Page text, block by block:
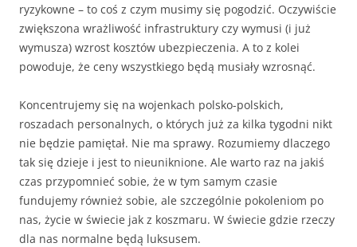
ryzykowne – to coś z czym musimy się pogodzić. Oczywiście
zwiększona wrażliwość infrastruktury czy wymusi (i już
wymusza) wzrost kosztów ubezpieczenia. A to z kolei
powoduje, że ceny wszystkiego będą musiały wzrosnąć.
Koncentrujemy się na wojenkach polsko-polskich,
roszadach personalnych, o których już za kilka tygodni nikt
nie będzie pamiętał. Nie ma sprawy. Rozumiemy dlaczego
tak się dzieje i jest to nieuniknione. Ale warto raz na jakiś
czas przypomnieć sobie, że w tym samym czasie
fundujemy również sobie, ale szczególnie pokoleniom po
nas, życie w świecie jak z koszmaru. W świecie gdzie rzeczy
dla nas normalne będą luksusem.